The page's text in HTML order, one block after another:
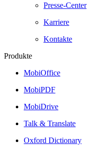
Presse-Center
Karriere
Kontakte
Produkte
MobiOffice
MobiPDF
MobiDrive
Talk & Translate
Oxford Dictionary